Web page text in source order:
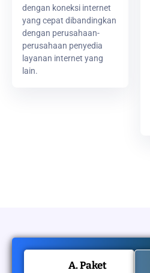
dengan koneksi internet
yang cepat dibandingkan
dengan perusahaan-
perusahaan penyedia
layanan internet yang
lain.
A. Paket